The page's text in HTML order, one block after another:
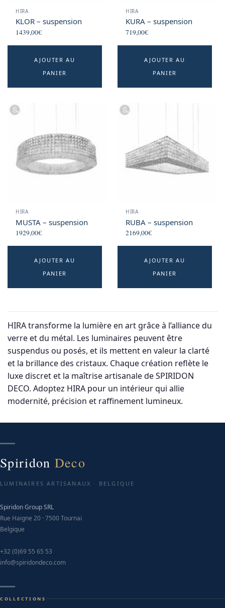
HIRA
KLOR – suspension
1439,00€
AJOUTER AU
PANIER
HIRA
KURA – suspension
719,00€
AJOUTER AU
PANIER
HIRA
MUSTA – suspension
1929,00€
AJOUTER AU
PANIER
HIRA
RUBA – suspension
2169,00€
AJOUTER AU
PANIER
HIRA transforme la lumière en art grâce à l’alliance du
verre et du métal. Les luminaires peuvent être
suspendus ou posés, et ils mettent en valeur la clarté
et la brillance des cristaux. Chaque création reflète le
luxe discret et la maîtrise artisanale de SPIRIDON
DECO. Adoptez HIRA pour un intérieur qui allie
modernité, précision et raffinement lumineux.
Spiridon Deco
LUMINAIRES ARTISANAUX · BELGIQUE
Spiridon Group SRL
Rue Haigne 20 · 7500 Tournai
Belgique
+32 (0)69 55 65 53
info@spiridondeco.com
COLLECTIONS